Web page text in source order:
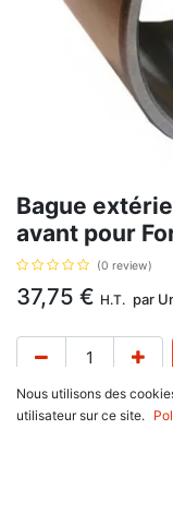
Bague
avant pour
(0 review)
37,75 € H.T. par
Délai de
35 Series : 3435,
Nous utilisons des
utilisateur sur ce site.